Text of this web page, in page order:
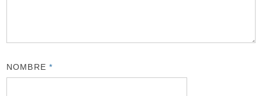
NOMBRE *